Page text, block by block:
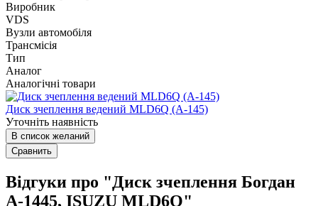
Виробник
VDS
Вузли автомобіля
Трансмісія
Тип
Аналог
Аналогічні товари
Диск зчеплення ведений MLD6Q (А-145)
Уточніть наявність
В список желаний
Сравнить
Відгуки про "Диск зчеплення Богдан
А-1445, ISUZU MLD6Q"